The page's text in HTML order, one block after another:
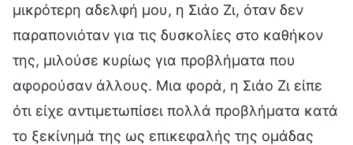
μικρότερη αδελφή μου, η Σιάο Ζι, όταν δεν
παραπονιόταν για τις δυσκολίες στο καθήκον
της, μιλούσε κυρίως για προβλήματα που
αφορούσαν άλλους. Μια φορά, η Σιάο Ζι είπε
ότι είχε αντιμετωπίσει πολλά προβλήματα κατά
το ξεκίνημά της ως επικεφαλής της ομάδας